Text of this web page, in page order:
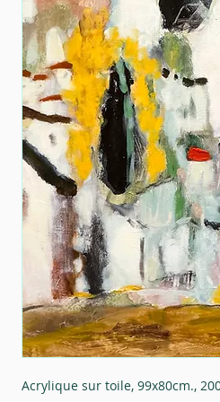
Acrylique sur toile, 99x80cm.,